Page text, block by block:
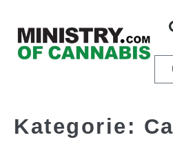
Kategorie: